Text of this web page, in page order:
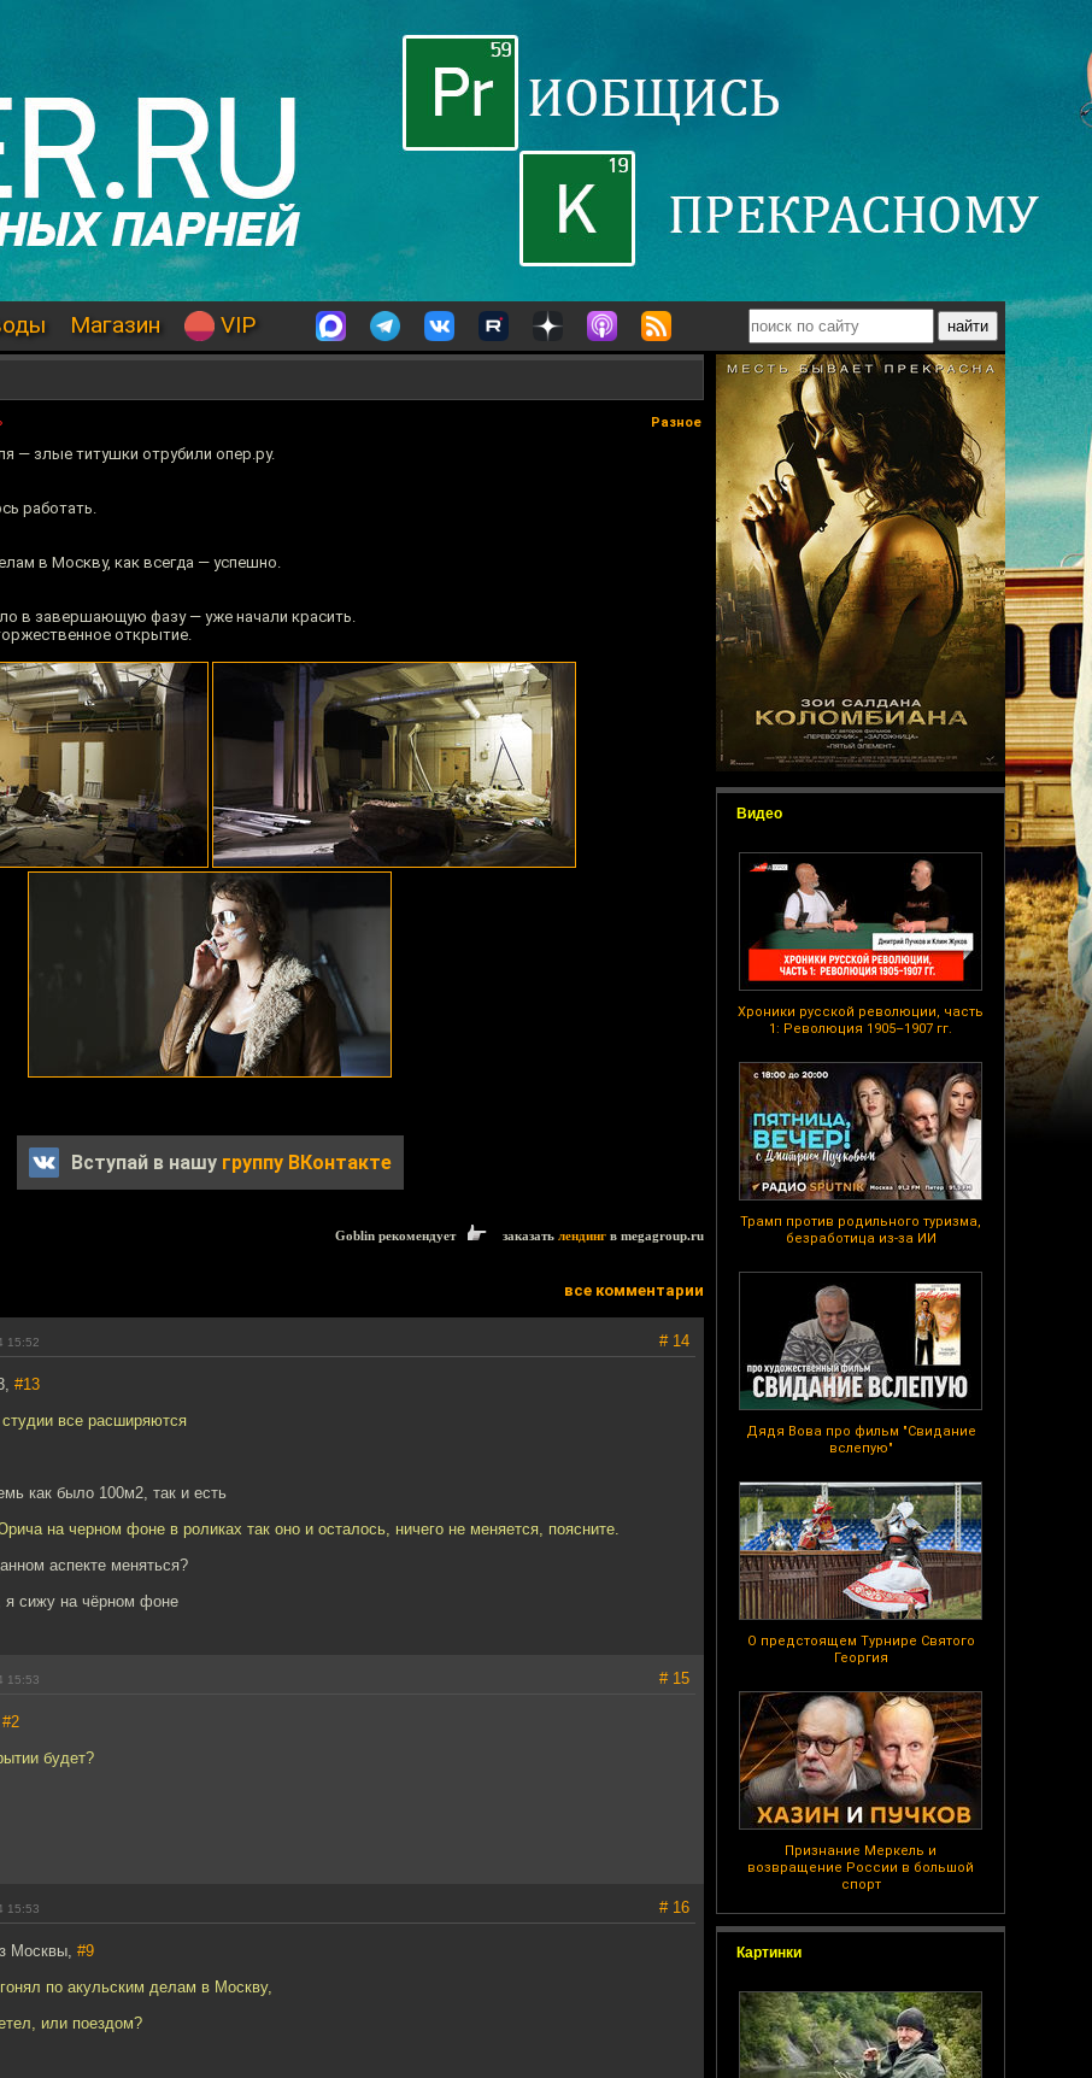
Магазин VIP
Видео
Хроники русской революции, часть
1: Революция 1905–1907 гг.
Трамп против родильного туризма,
безработица из-за ИИ
Дядя Вова про фильм "Свидание
вслепую"
О предстоящем Турнире Святого
Георгия
Признание Меркель и
возвращение России в большой
спорт
Картинки
Разное
— злые титушки отрубили опер.ру.
работать.
в Москву, как всегда — успешно.
в завершающую фазу — уже начали красить.
открытие.
Вступай в нашу группу ВКонтакте
Goblin рекомендует заказать лендинг в megagroup.ru
все комментарии
15:52 # 14
#13
все расширяются
как было 100м2, так и есть
на черном фоне в роликах так оно и осталось, ничего не меняется, поясните.
аспекте меняться?
я сижу на чёрном фоне
15:53 # 15
#2
будет?
15:53 # 16
Москвы, #9
по акульским делам в Москву,
или поездом?